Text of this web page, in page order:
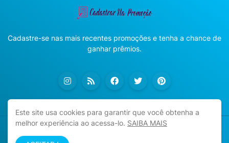
Cadastre-se nas mais recentes promoções e tenha a chance de
ganhar prêmios.
Este site usa cookies para garantir que você obtenha a
melhor experiência ao acessa-lo. SAIBA MAIS